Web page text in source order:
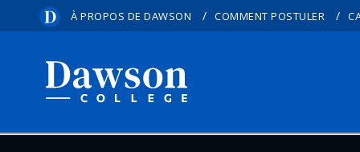
À PROPOS DE DAWSON / COMMENT POSTULER /